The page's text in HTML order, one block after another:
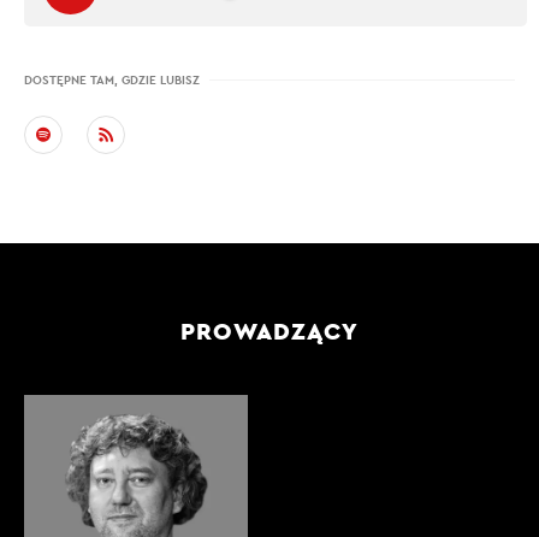
DOSTĘPNE TAM, GDZIE LUBISZ
PROWADZĄCY